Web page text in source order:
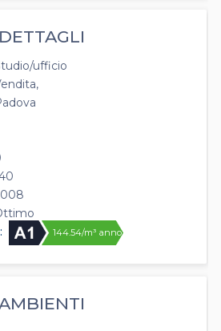
DETTAGLI
ufficio
144.54/m³ anno